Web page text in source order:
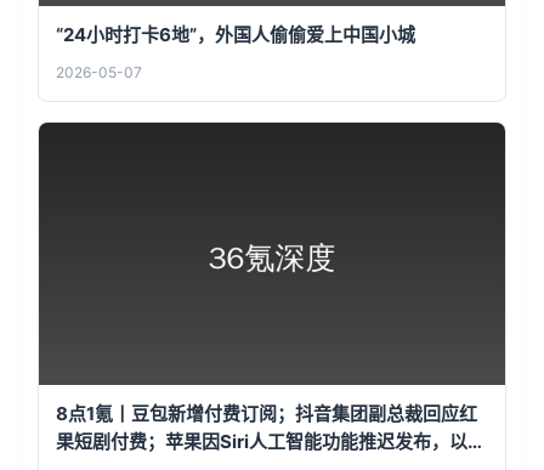
“24小时打卡6地”，外国人偷偷爱上中国小城
2026-05-07
8点1氪丨豆包新增付费订阅；抖音集团副总裁回应红
果短剧付费；苹果因Siri人工智能功能推迟发布，以